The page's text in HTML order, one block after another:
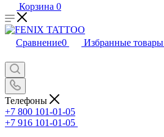
Корзина 0
Сравнение0 Избранные товары
Телефоны
+7 800 101-01-05
+7 916 101-01-05